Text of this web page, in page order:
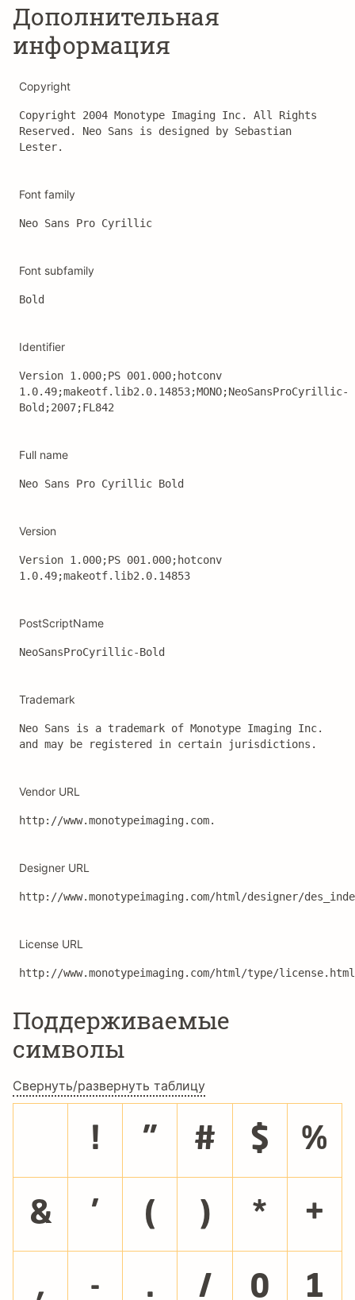
Дополнительная
информация
Copyright
Copyright 2004 Monotype Imaging Inc. All Rights
Reserved. Neo Sans is designed by Sebastian
Lester.
Font family
Neo Sans Pro Cyrillic
Font subfamily
Bold
Identifier
Version 1.000;PS 001.000;hotconv
1.0.49;makeotf.lib2.0.14853;MONO;NeoSansProCyrillic-
Bold;2007;FL842
Full name
Neo Sans Pro Cyrillic Bold
Version
Version 1.000;PS 001.000;hotconv
1.0.49;makeotf.lib2.0.14853
PostScriptName
NeoSansProCyrillic-Bold
Trademark
Neo Sans is a trademark of Monotype Imaging Inc.
and may be registered in certain jurisdictions.
Vendor URL
http://www.monotypeimaging.com.
Designer URL
http://www.monotypeimaging.com/html/designer/
License URL
http://www.monotypeimaging.com/html/type/
Поддерживаемые
символы
Свернуть/развернуть таблицу
! " # $ %
& ' ( ) * +
, - . / 0 1